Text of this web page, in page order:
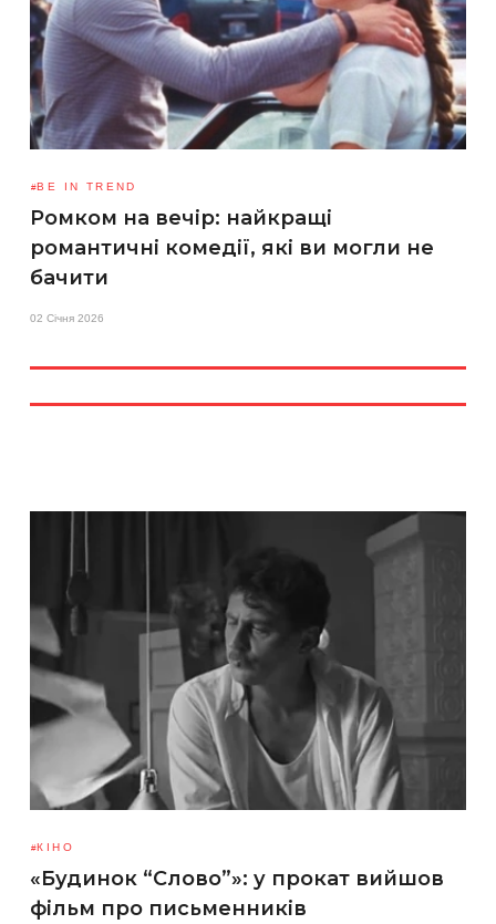
BE IN TREND
Ромком на вечір: найкращі
романтичні комедії, які ви могли не
бачити
02 Січня 2026
КІНО
«Будинок “Слово”»: у прокат вийшов
фільм про письменників